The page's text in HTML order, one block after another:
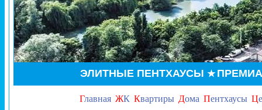
ЭЛИТНЫЕ ПЕНТХАУСЫ ★
Главная ЖК Квартиры Дома Пентхаусы Ц